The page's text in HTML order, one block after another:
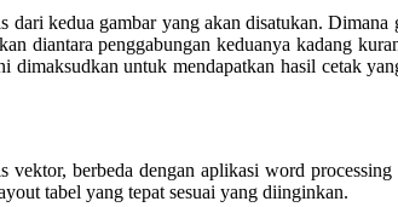
kedua gambar yang akan disatukan. Dimana
diantara penggabungan keduanya kadang
untuk mendapatkan hasil cetak
berbeda dengan aplikasi word
tabel yang tepat sesuai yang diinginkan.